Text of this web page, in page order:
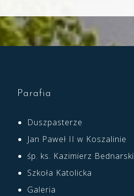
Parafia
Duszpasterze
Jan Paweł II w Koszalinie
śp. ks. Kazimierz Bednarski
Szkoła Katolicka
Galeria